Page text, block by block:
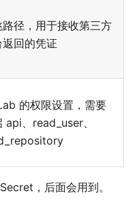
路径，用于接收第三方
回的凭证
的权限设置，需要
api、read_user、
，后面会用到。